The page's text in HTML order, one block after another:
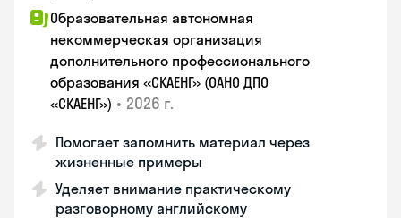
Образовательная автономная
некоммерческая организация
дополнительного профессионального
образования «СКАЕНГ» (ОАНО ДПО
«СКАЕНГ») • 2026 г.
Помогает запомнить материал через
жизненные примеры
Уделяет внимание практическому
разговорному английскому